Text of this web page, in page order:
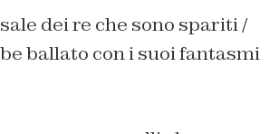
dei re che sono spariti /
ballato con i suoi fantasmi